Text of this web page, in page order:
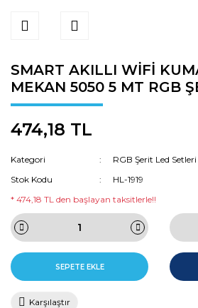
SMART AKILLI WİFİ
MEKAN 5050 5 MT RGB
474,18 TL
Kategori
RGB Şerit Led Setleri
Stok Kodu
HL-1919
* 474,18 TL den başlayan taksitlerle!!
SEPETE EKLE
Karşılaştır